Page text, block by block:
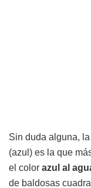
Sin duda alguna,
(azul) es la que
el color azul al
de baldosas